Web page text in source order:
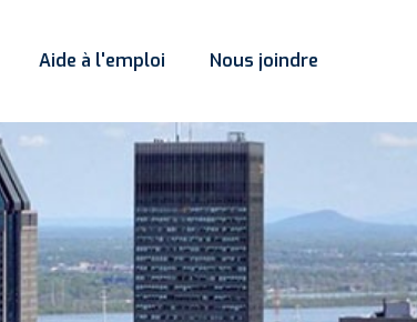
Aide à l'emploi Nous joindre